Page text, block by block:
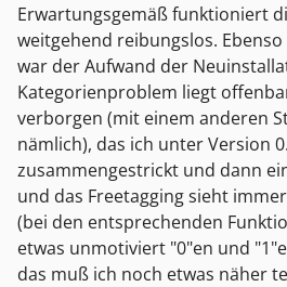
Erwartungsgemäß funktioniert
weitgehend reibungslos.
war der Aufwand der
Kategorienproblem liegt
verborgen (mit einem anderen
nämlich), das ich unter Version
zusammengestrickt und dann
und das Freetagging sieht
(bei den entsprechenden
etwas unmotiviert "0"en und
das muß ich noch etwas näher